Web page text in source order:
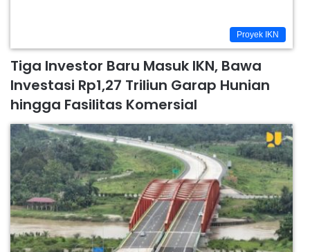
Proyek IKN
Tiga Investor Baru Masuk IKN, Bawa
Investasi Rp1,27 Triliun Garap Hunian
hingga Fasilitas Komersial